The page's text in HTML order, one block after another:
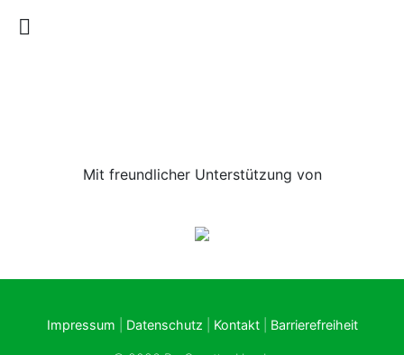
Mit freundlicher Unterstützung von
Impressum Datenschutz Kontakt Barrierefreiheit